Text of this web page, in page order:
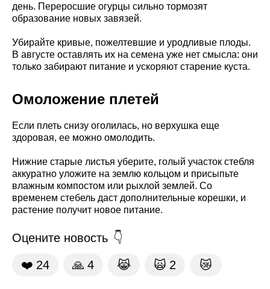
день. Переросшие огурцы сильно тормозят
образование новых завязей.
Убирайте кривые, пожелтевшие и уродливые плоды.
В августе оставлять их на семена уже нет смысла: они
только забирают питание и ускоряют старение куста.
Омоложение плетей
Если плеть снизу оголилась, но верхушка еще
здоровая, ее можно омолодить.
Нижние старые листья уберите, голый участок стебля
аккуратно уложите на землю кольцом и присыпьте
влажным компостом или рыхлой землей. Со
временем стебель даст дополнительные корешки, и
растение получит новое питание.
Оцените новость
❤️ 24 🙏 4 😹 🙀 2 😿